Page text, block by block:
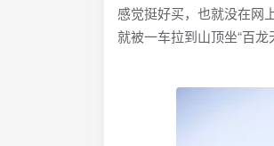
感觉挺好买，也就没在网
就被一车拉到山顶坐“百